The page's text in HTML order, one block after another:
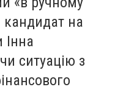
кандидат на
Інна
ситуацію з